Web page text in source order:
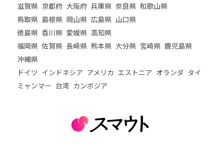
滋賀県 京都府 大阪府 兵庫県 奈良県 和歌山県
鳥取県 島根県 岡山県 広島県 山口県
徳島県 香川県 愛媛県 高知県
福岡県 佐賀県 長崎県 熊本県 大分県 宮崎県 鹿児島県
沖縄県
ドイツ インドネシア アメリカ エストニア オランダ タイ
ミャンマー 台湾 カンボジア